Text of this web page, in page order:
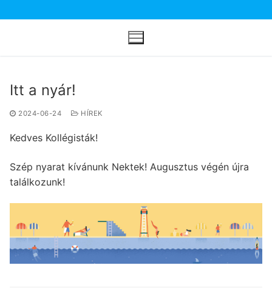
a
Itt a nyár!
2024-06-24 HÍREK
Kedves Kollégisták!
Szép nyarat kívánunk Nektek! Augusztus végén újra
találkozunk!